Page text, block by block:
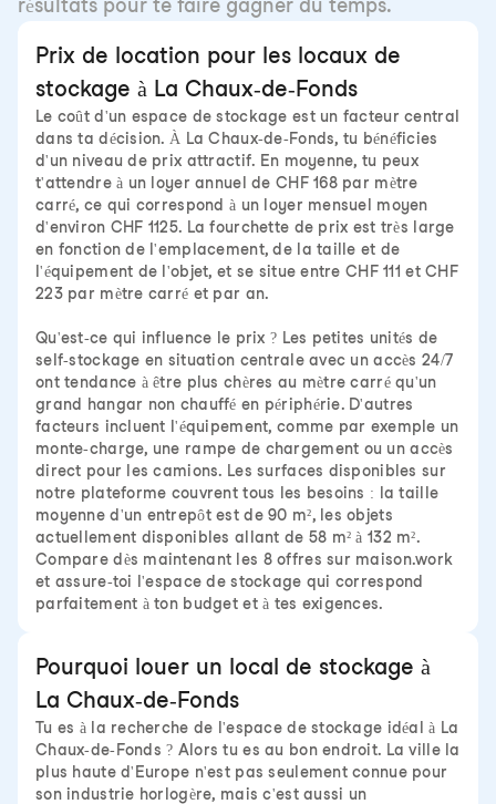
résultats pour te faire gagner du temps.
Prix de location pour les locaux de
stockage à La Chaux-de-Fonds
Le coût d'un espace de stockage est un facteur central
dans ta décision. À La Chaux-de-Fonds, tu bénéficies
d'un niveau de prix attractif. En moyenne, tu peux
t'attendre à un loyer annuel de CHF 168 par mètre
carré, ce qui correspond à un loyer mensuel moyen
d'environ CHF 1125. La fourchette de prix est très large
en fonction de l'emplacement, de la taille et de
l'équipement de l'objet, et se situe entre CHF 111 et CHF
223 par mètre carré et par an.
Qu'est-ce qui influence le prix ? Les petites unités de
self-stockage en situation centrale avec un accès 24/7
ont tendance à être plus chères au mètre carré qu'un
grand hangar non chauffé en périphérie. D'autres
facteurs incluent l'équipement, comme par exemple un
monte-charge, une rampe de chargement ou un accès
direct pour les camions. Les surfaces disponibles sur
notre plateforme couvrent tous les besoins : la taille
moyenne d'un entrepôt est de 90 m², les objets
actuellement disponibles allant de 58 m² à 132 m².
Compare dès maintenant les 8 offres sur maison.work
et assure-toi l'espace de stockage qui correspond
parfaitement à ton budget et à tes exigences.
Pourquoi louer un local de stockage à
La Chaux-de-Fonds
Tu es à la recherche de l'espace de stockage idéal à La
Chaux-de-Fonds ? Alors tu es au bon endroit. La ville la
plus haute d'Europe n'est pas seulement connue pour
son industrie horlogère, mais c'est aussi un